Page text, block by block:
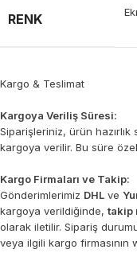
RENK
Kargo & Teslimat
Kargoya Veriliş Süresi:
Siparişleriniz, ürün
kargoya verilir. Bu süre
Kargo Firmaları ve Takip:
Gönderimlerimiz DHL ve
kargoya verildiğinde, takip
olarak iletilir. Sipariş
veya ilgili kargo